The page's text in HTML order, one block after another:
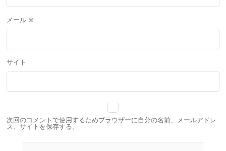
メール ※
サイト
次回のコメントで使用するためブラウザーに自分の名前、メールアドレ
ス、サイトを保存する。